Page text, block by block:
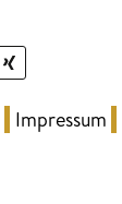
Impressum